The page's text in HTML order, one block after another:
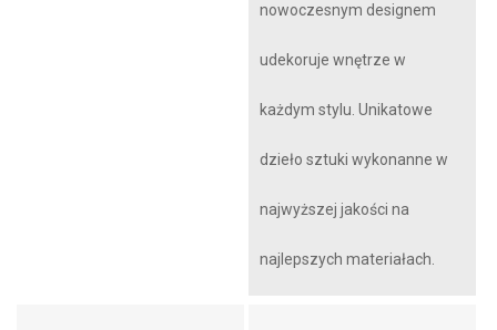
nowoczesnym designem
udekoruje wnętrze w
każdym stylu. Unikatowe
dzieło sztuki wykonanne w
najwyższej jakości na
najlepszych materiałach.